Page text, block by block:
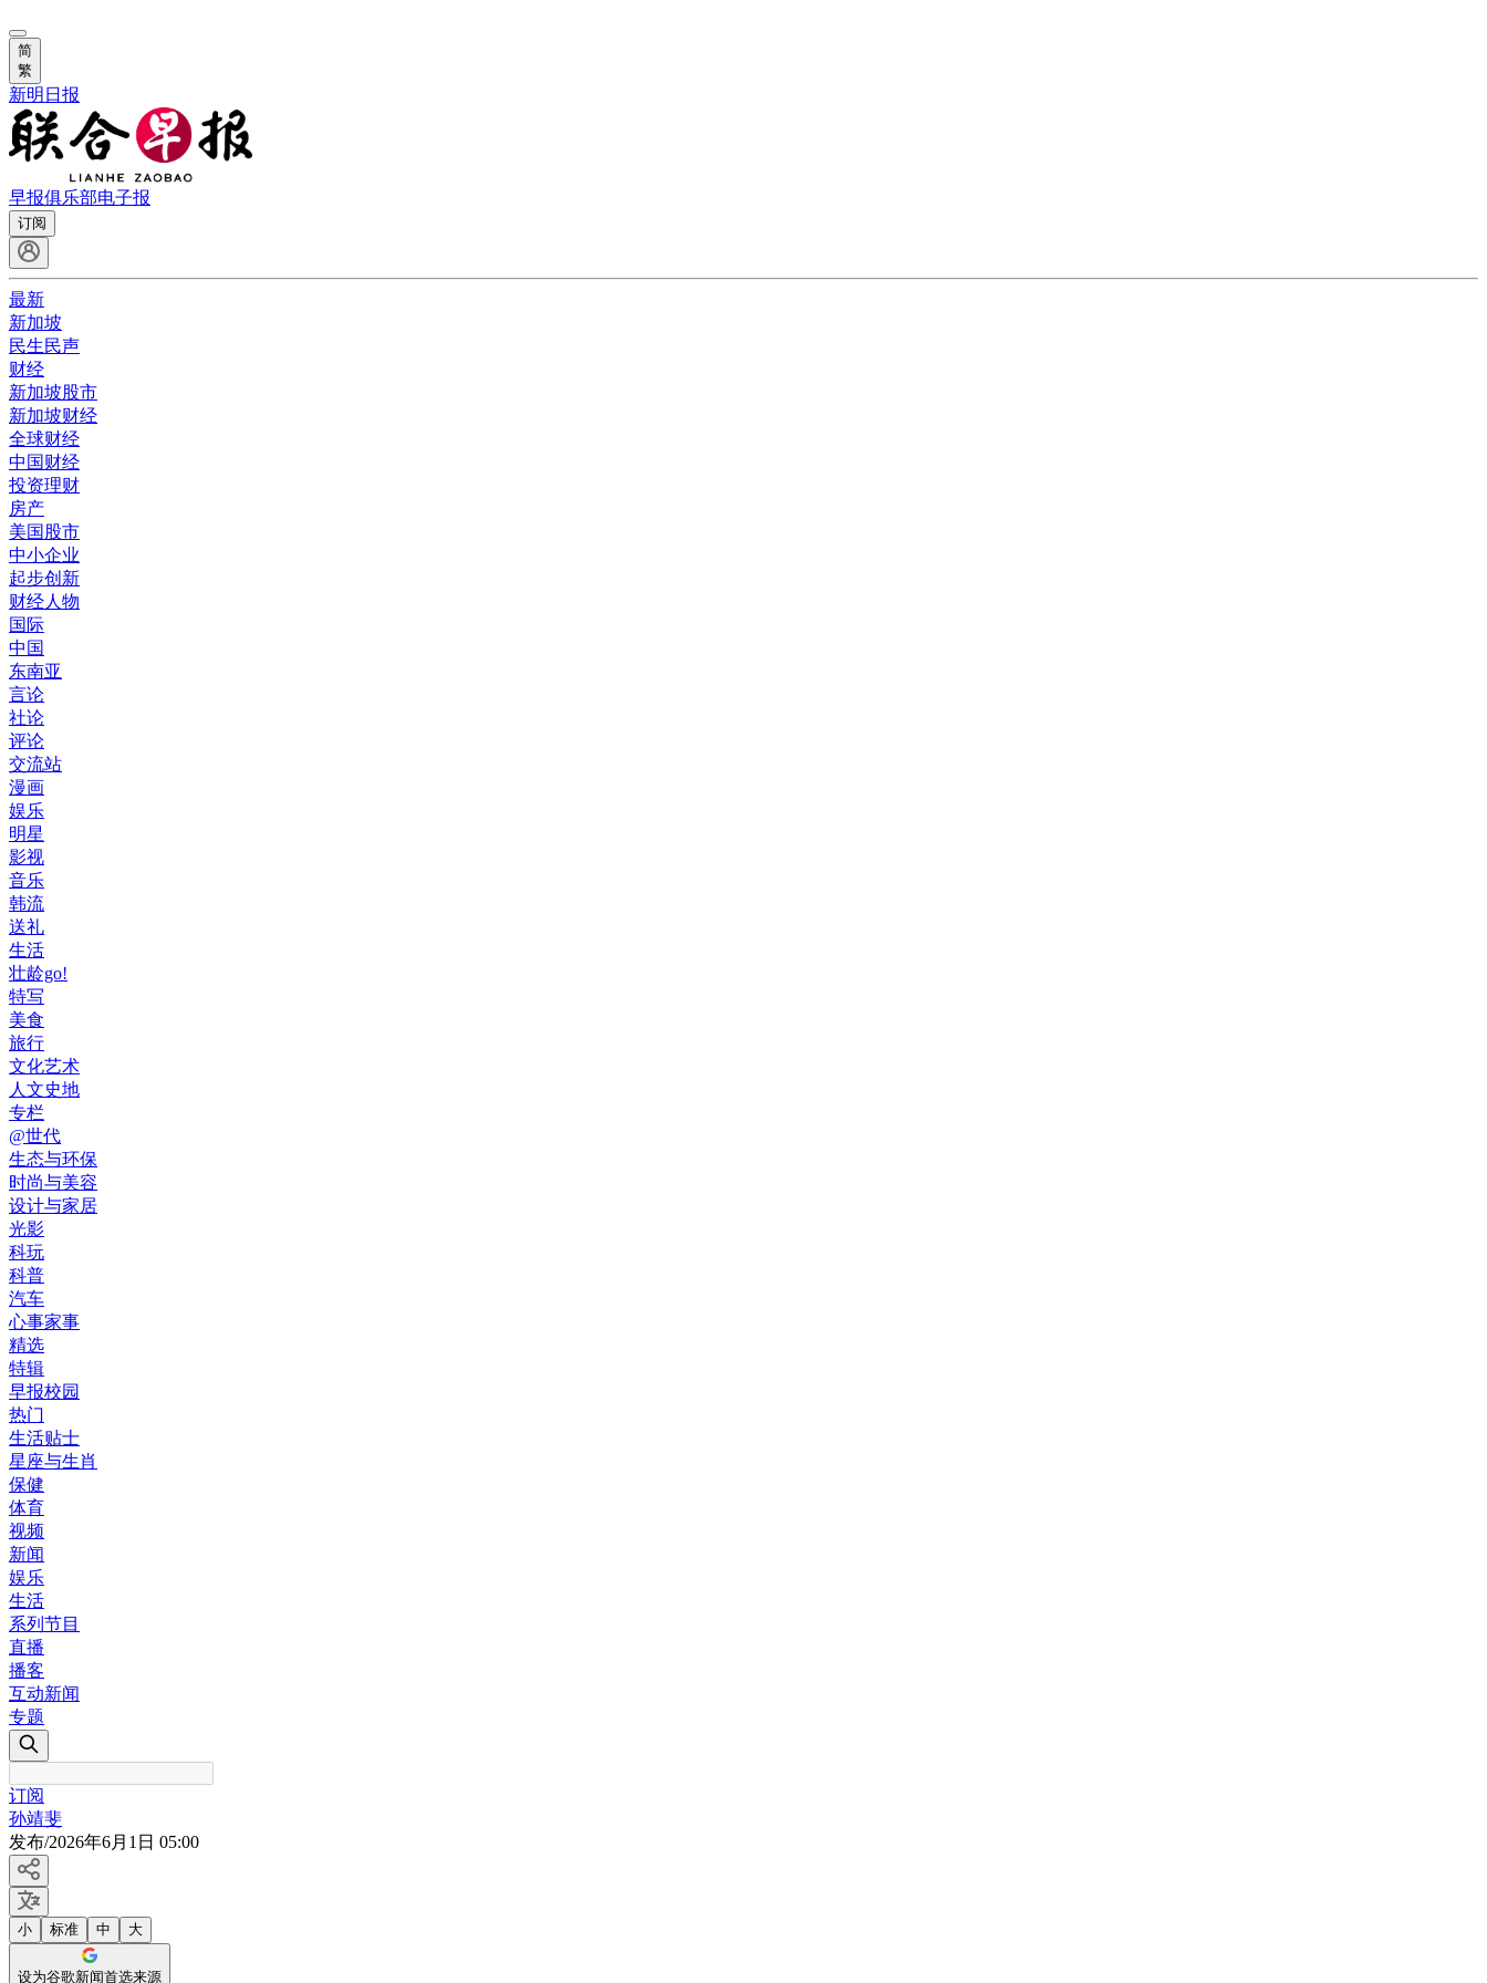
简
繁
新明日报
早报俱乐部电子报
订阅
最新
新加坡
民生民声
财经
新加坡股市
新加坡财经
全球财经
中国财经
投资理财
房产
美国股市
中小企业
起步创新
财经人物
国际
中国
东南亚
言论
社论
评论
交流站
漫画
娱乐
明星
影视
音乐
韩流
送礼
生活
壮龄go!
特写
美食
旅行
文化艺术
人文史地
专栏
@世代
生态与环保
时尚与美容
设计与家居
光影
科玩
科普
汽车
心事家事
精选
特辑
早报校园
热门
生活贴士
星座与生肖
保健
体育
视频
新闻
娱乐
生活
系列节目
直播
播客
互动新闻
专题
订阅
孙靖斐
发布/2026年6月1日 05:00
小 标准 中 大
设为谷歌新闻首选来源